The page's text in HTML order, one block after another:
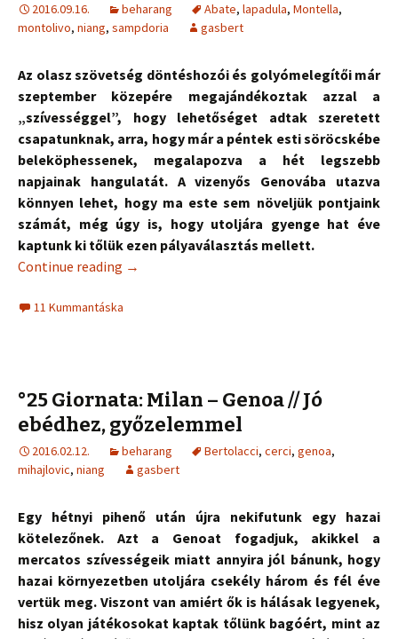
2016.09.16. beharang Abate, lapadula, Montella,
montolivo, niang, sampdoria gasbert
Az olasz szövetség döntéshozói és golyómelegítői már
szeptember közepére megajándékoztak azzal a
„szívességgel”, hogy lehetőséget adtak szeretett
csapatunknak, arra, hogy már a péntek esti söröcskébe
beleköphessenek, megalapozva a hét legszebb
napjainak hangulatát. A vizenyős Genovába utazva
könnyen lehet, hogy ma este sem növeljük pontjaink
számát, még úgy is, hogy utoljára gyenge hat éve
kaptunk ki tőlük ezen pályaválasztás mellett.
Continue reading →
11 Kummantáska
°25 Giornata: Milan – Genoa // Jó
ebédhez, győzelemmel
2016.02.12. beharang Bertolacci, cerci, genoa,
mihajlovic, niang gasbert
Egy hétnyi pihenő után újra nekifutunk egy hazai
kötelezőnek. Azt a Genoat fogadjuk, akikkel a
mercatos szívességeik miatt annyira jól bánunk, hogy
hazai környezetben utoljára csekély három és fél éve
vertük meg. Viszont van amiért ők is hálásak legyenek,
hisz olyan játékosokat kaptak tőlünk bagóért, mint az